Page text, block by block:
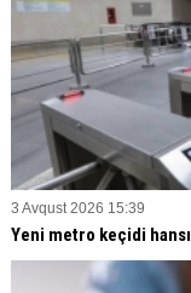
3 Avqust 2026 15:39
Yeni metro keçidi